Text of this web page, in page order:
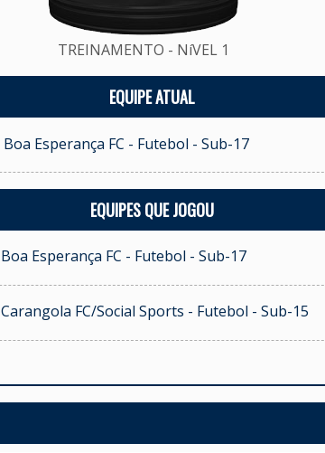
TREINAMENTO - NíVEL 1
EQUIPE ATUAL
Boa Esperança FC - Futebol - Sub-17
EQUIPES QUE JOGOU
Boa Esperança FC - Futebol - Sub-17
Carangola FC/Social Sports - Futebol - Sub-15